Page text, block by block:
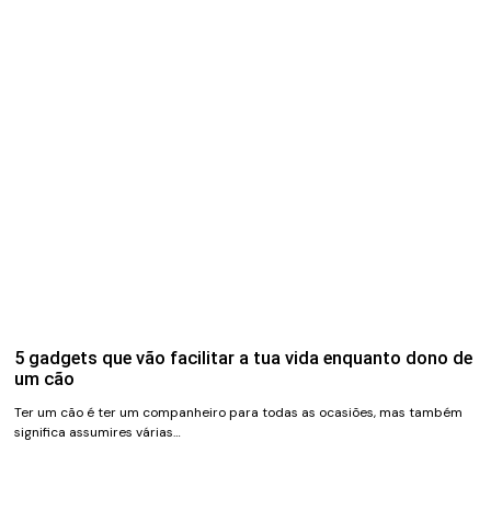
5 gadgets que vão facilitar a tua vida enquanto dono de
um cão
Ter um cão é ter um companheiro para todas as ocasiões, mas também
significa assumires várias…